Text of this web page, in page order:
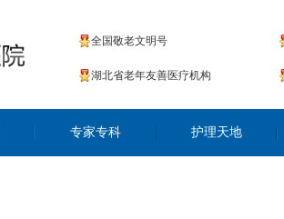
全国敬老文明号
湖北省老年友善医疗机构
专家专科 护理天地